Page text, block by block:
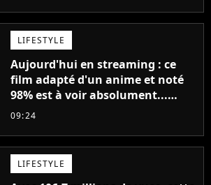
LIFESTYLE
Aujourd'hui en streaming : ce
film adapté d'un anime et noté
98% est à voir absolument...
sinon vous ne comprendrez plus
09:24
LIFESTYLE